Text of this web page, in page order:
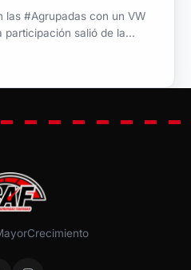
las #Agrupadas con un VW
participación salió de la...